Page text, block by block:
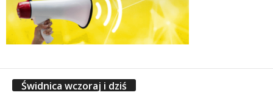
Świdnica wczoraj i dziś